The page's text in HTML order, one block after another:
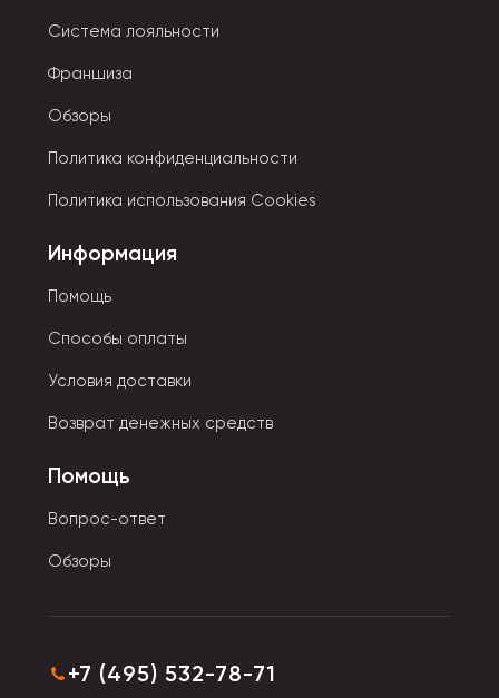
кроющую способность, сохнут медленно.
Совершенно не имеют запаха, при низких
• Масляные или эмульсионные штрихи объединили в
себе преимущества первых двух видов. Быстро
• Классический вариант — замазка с кисточкой.
жидкости. Позволяют наносить точечные
исправления.
осыпается. Цвет жидкости максимально приближен к
Система лояльности
Франшиза
Обзоры
Политика конфиденциальности
Политика использования Cookies
Информация
Помощь
Способы оплаты
Условия доставки
Возврат денежных средств
Помощь
Вопрос-ответ
Обзоры
+7 (495) 532-78-71